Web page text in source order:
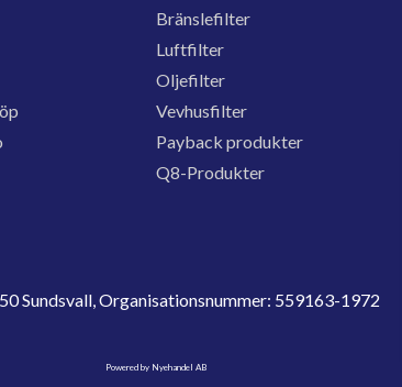
Bränslefilter
Luftfilter
Oljefilter
Vevhusfilter
Payback produkter
Q8-Produkter
Sundsvall, Organisationsnummer: 559163-1972
Powered by Nyehandel AB